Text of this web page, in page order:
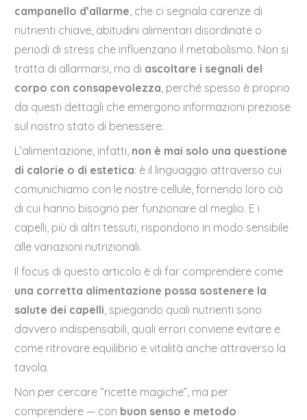
campanello d’allarme, che ci segnala carenze di
nutrienti chiave, abitudini alimentari disordinate o
periodi di stress che influenzano il metabolismo. Non si
tratta di allarmarsi, ma di ascoltare i segnali del
corpo con consapevolezza, perché spesso è proprio
da questi dettagli che emergono informazioni preziose
sul nostro stato di benessere.
L’alimentazione, infatti, non è mai solo una questione
di calorie o di estetica: è il linguaggio attraverso cui
comunichiamo con le nostre cellule, fornendo loro ciò
di cui hanno bisogno per funzionare al meglio. E i
capelli, più di altri tessuti, rispondono in modo sensibile
alle variazioni nutrizionali.
Il focus di questo articolo è di far comprendere come
una corretta alimentazione possa sostenere la
salute dei capelli, spiegando quali nutrienti sono
davvero indispensabili, quali errori conviene evitare e
come ritrovare equilibrio e vitalità anche attraverso la
tavola.
Non per cercare “ricette magiche”, ma per
comprendere — con buon senso e metodo